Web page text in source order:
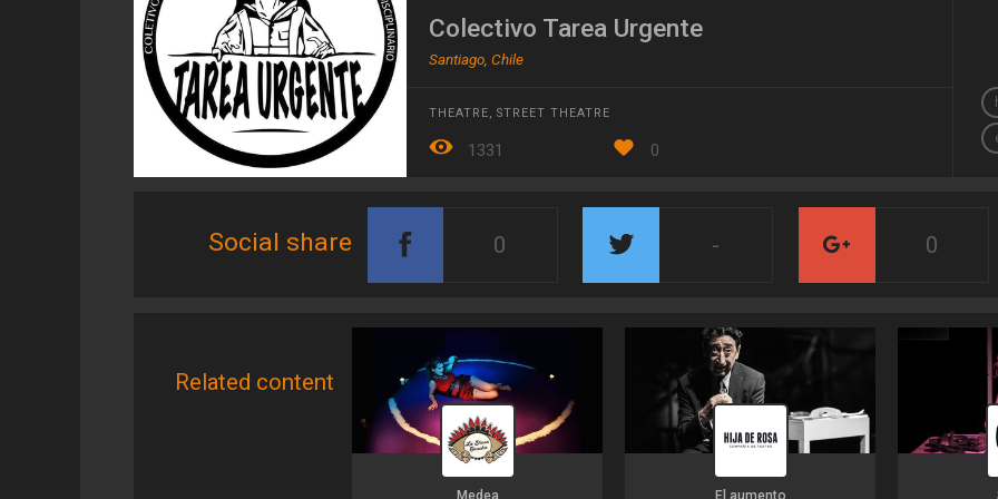
Colectivo Tarea Urgente
Santiago, Chile
THEATRE STREET THEATRE
1331 0
Social share 0 - 0
Related content
Medea El aumento